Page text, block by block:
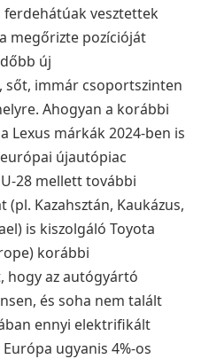
vesztettek
megőrizte pozícióját
új
sőt, immár csoportszinten
Ahogyan a korábbi
Lexus márkák 2024-ben is
újautópiac
28 mellett további
Kazahsztán, Kaukázus,
is kiszolgáló Toyota
korábbi
hogy az autógyártó
és soha nem talált
ennyi elektrifikált
ugyanis 4%-os